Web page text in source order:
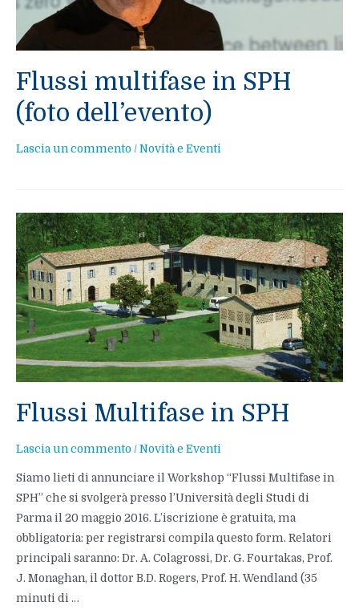
Flussi multifase in SPH
(foto dell’evento)
Lascia un commento / Novità e Eventi
Flussi Multifase in SPH
Lascia un commento / Novità e Eventi
Siamo lieti di annunciare il Workshop “Flussi Multifase in
SPH” che si svolgerà presso l’Università degli Studi di
Parma il 20 maggio 2016. L’iscrizione è gratuita, ma
obbligatoria: per registrarsi compila questo form. Relatori
principali saranno: Dr. A. Colagrossi, Dr. G. Fourtakas, Prof.
J. Monaghan, il dottor B.D. Rogers, Prof. H. Wendland (35
minuti di …